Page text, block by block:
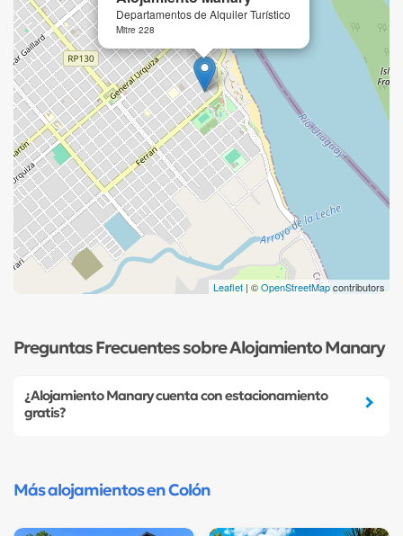
Departamentos de Alquiler Turístico
Mitre 228
Leaflet| ©OpenStreetMapcontributors
Preguntas Frecuentes sobre Alojamiento Manary
¿Alojamiento Manary cuenta con estacionamiento
gratis?
Más alojamientos en Colón